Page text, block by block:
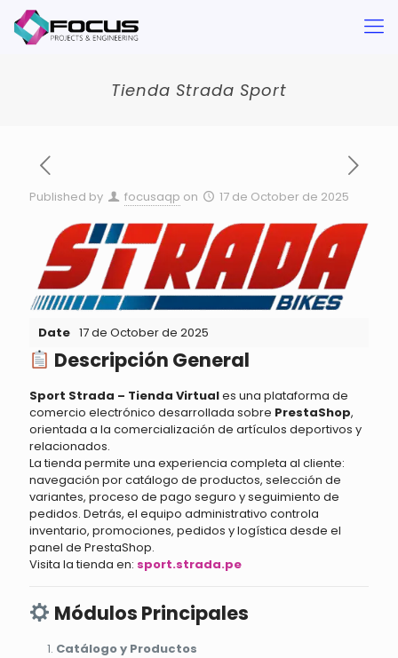
Tienda Strada Sport
Published by focusaqp on 17 de October de 2025
Date 17 de October de 2025
Descripción General
Sport Strada – Tienda Virtuales una plataforma de
comercio electrónico desarrollada sobre PrestaShop,
orientada a la comercialización de artículos deportivos y
relacionados.
La tienda permite una experiencia completa al cliente:
navegación por catálogo de productos, selección de
variantes, proceso de pago seguro y seguimiento de
pedidos. Detrás, el equipo administrativo controla
inventario, promociones, pedidos y logística desde el
panel de PrestaShop.
Visita la tienda en: sport.strada.pe
Módulos Principales
Catálogo y Productos